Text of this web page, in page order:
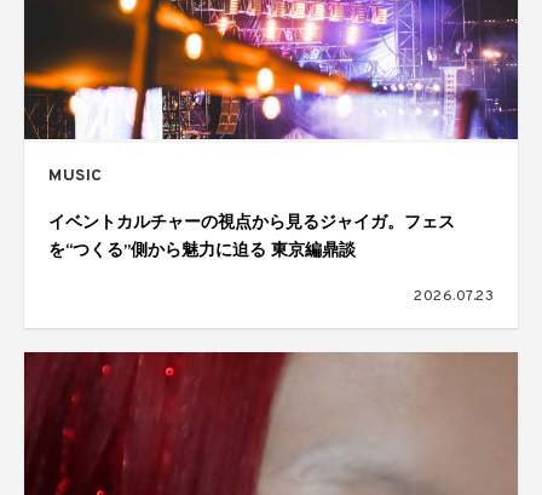
MUSIC
イベントカルチャーの視点から見るジャイガ。フェス
を“つくる”側から魅力に迫る 東京編鼎談
2026.07.23